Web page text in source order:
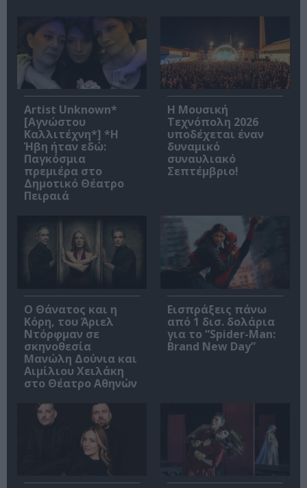
Artist Unknown*
[Αγνώστου
Καλλιτέχνη*] *Η
Ήβη ήταν εδώ:
Παγκόσμια
πρεμιέρα στο
Δημοτικό Θέατρο
Πειραιά
Η Μουσική
Τεχνόπολη 2026
υποδέχεται έναν
δυναμικό
συναυλιακό
Σεπτέμβριο!
Ο Θάνατος και η
Κόρη, του Άριελ
Ντόρφμαν σε
σκηνοθεσία
Μανώλη Δούνια και
Αιμίλιου Χειλάκη
στο Θέατρο Αθηνών
Εισπράξεις πάνω
από 1 δισ. δολάρια
για το “Spider-Man:
Brand New Day”